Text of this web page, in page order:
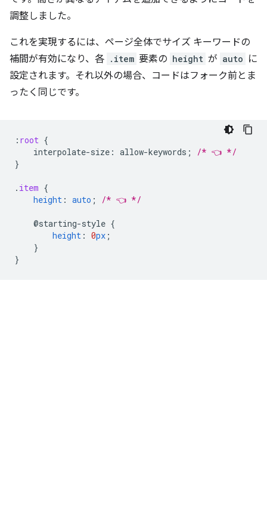
調整しました。
これを実現するには、ページ全体でサイズ キーワードの
補間が有効になり、各 .item 要素の height が auto に
設定されます。それ以外の場合、コードはフォーク前とま
ったく同じです。
: root {
interpolate-size : allow-keywords ;
/* 👈 */
}
. item {
height : auto ; /* 👈 */
@starting-style {
height : 0px ;
}
}